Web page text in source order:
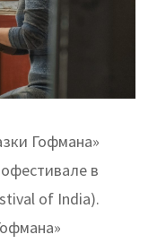
Гофмана»
в
of India).